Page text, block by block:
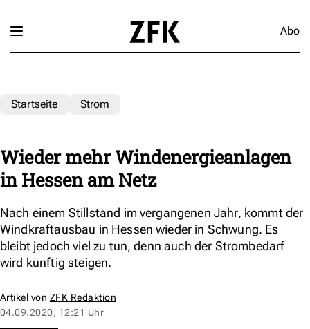
Abo
Startseite Strom
Wieder mehr Windenergieanlagen
in Hessen am Netz
Nach einem Stillstand im vergangenen Jahr, kommt der
Windkraftausbau in Hessen wieder in Schwung. Es
bleibt jedoch viel zu tun, denn auch der Strombedarf
wird künftig steigen.
Artikel von ZFK Redaktion
04.09.2020, 12:21 Uhr